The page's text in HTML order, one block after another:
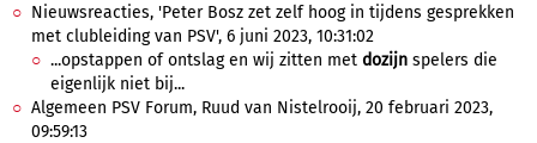
Nieuwsreacties, 'Peter Bosz zet zelf hoog in tijdens gesprekken
met clubleiding van PSV', 6 juni 2023, 10:31:02
...opstappen of ontslag en wij zitten met dozijn spelers die
eigenlijk niet bij...
Algemeen PSV Forum, Ruud van Nistelrooij, 20 februari 2023,
09:59:13